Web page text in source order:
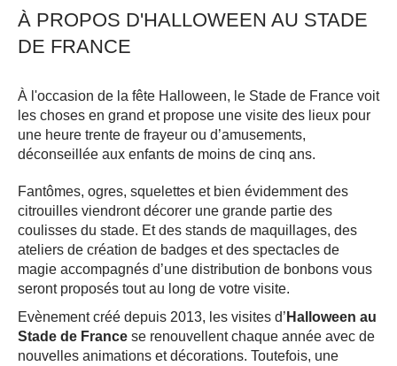
À PROPOS D'HALLOWEEN AU STADE
DE FRANCE
À l'occasion de la fête Halloween, le Stade de France voit
les choses en grand et propose une visite des lieux pour
une heure trente de frayeur ou d’amusements,
déconseillée aux enfants de moins de cinq ans.
Fantômes, ogres, squelettes et bien évidemment des
citrouilles viendront décorer une grande partie des
coulisses du stade. Et des stands de maquillages, des
ateliers de création de badges et des spectacles de
magie accompagnés d’une distribution de bonbons vous
seront proposés tout au long de votre visite.
Evènement créé depuis 2013, les visites d’ Halloween au
Stade de France se renouvellent chaque année avec de
nouvelles animations et décorations. Toutefois, une